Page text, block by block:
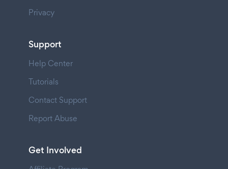
Privacy
Support
Help Center
Tutorials
Contact Support
Report Abuse
Get Involved